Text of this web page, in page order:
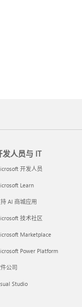
发人员与 IT
开发人员
Learn
AI 商城应用
技术社区
Marketplace
Power Platform
公司
Studio